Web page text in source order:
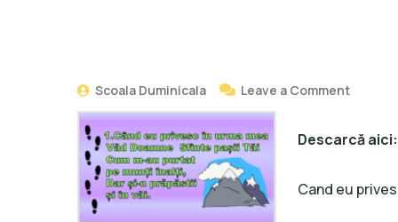
Scoala Duminicala Leave a Comment
Descarcă aici:
Cand eu